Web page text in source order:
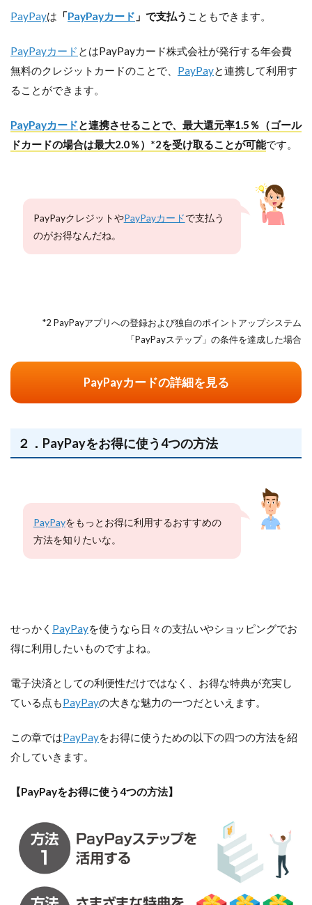
PayPayは 「PayPayカード 」で支払う こともできます。
PayPayカード とはPayPayカード株式会社が発行する年会費
無料のクレジットカードのことで、 PayPayと連携して利用す
ることができます。
PayPayカードと連携させることで、最大還元率1.5％（ゴール
ドカードの場合は最大2.0％）*2を受け取ることが可能です。
PayPayクレジットやPayPayカードで支払う
のがお得なんだね。
*2 PayPayアプリへの登録および独自のポイントアップシステム
「PayPayステップ」の条件を達成した場合
PayPayカードの詳細を見る
２．PayPayをお得に使う4つの方法
PayPayをもっとお得に利用するおすすめの
方法を知りたいな。
せっかく PayPayを使うなら日々の支払いやショッピングでお
得に利用したいものですよね。
電子決済としての利便性だけではなく、お得な特典が充実し
ている点もPayPayの大きな魅力の一つだといえます。
この章ではPayPayをお得に使うための以下の四つの方法を紹
介していきます。
【PayPayをお得に使う4つの方法】